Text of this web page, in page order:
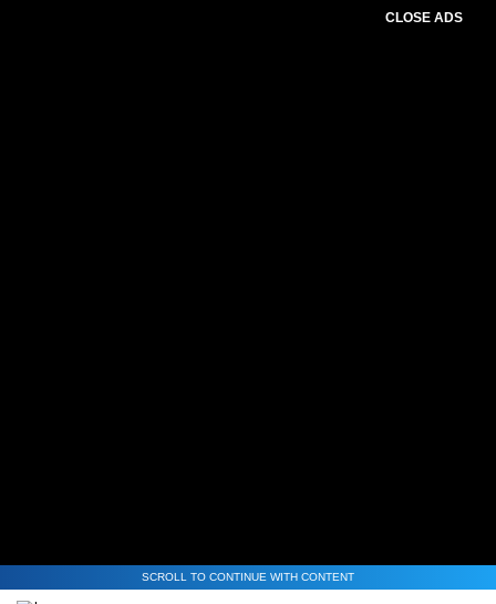
CLOSE ADS
SCROLL TO CONTINUE WITH CONTENT